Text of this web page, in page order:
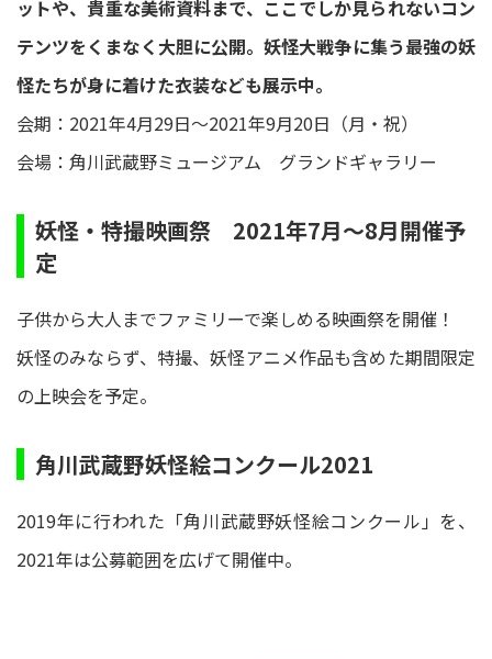
ットや、貴重な美術資料まで、ここでしか見られないコン
テンツをくまなく大胆に公開。妖怪大戦争に集う最強の妖
怪たちが身に着けた衣装なども展示中。
会期：2021年4月29日～2021年9月20日（月・祝）
会場：角川武蔵野ミュージアム グランドギャラリー
妖怪・特撮映画祭 2021年7月～8月開催予
定
子供から大人までファミリーで楽しめる映画祭を開催！
妖怪のみならず、特撮、妖怪アニメ作品も含めた期間限定
の上映会を予定。
角川武蔵野妖怪絵コンクール2021
2019年に行われた「角川武蔵野妖怪絵コンクール」を、
2021年は公募範囲を広げて開催中。